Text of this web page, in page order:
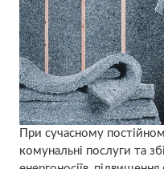
При сучасному
комунальні послуги та